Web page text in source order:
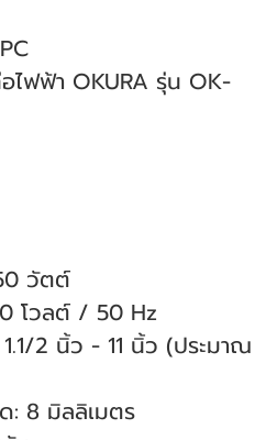
ไฟฟ้า OKURA รุ่น OK-
วัตต์
โวลต์ / 50 Hz
2 นิ้ว - 11 นิ้ว (ประมาณ
: 8 มิลลิเมตร